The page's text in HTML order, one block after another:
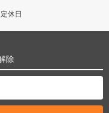
休日
除